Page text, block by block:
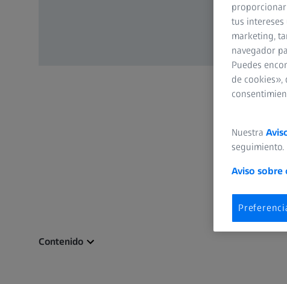
Contenido
tus intereses
marketing,
navegador
Puedes
de cookies»,
Nuestra
seguimiento.
Aviso sobre